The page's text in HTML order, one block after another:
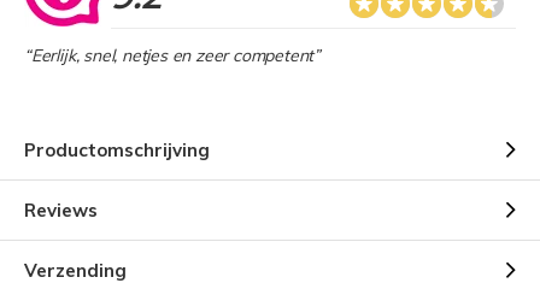
“Eerlijk, snel, netjes en zeer competent”
Productomschrijving
Reviews
Verzending